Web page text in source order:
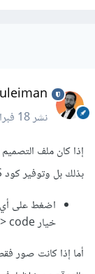
نشر18 فبراير 2023
إذا كان ملف
بذلك بل وتوفير كود CSS لك:
اضغط على أي
خيار code <> قم بالضغط عليه وانسخ كود الـ CSS